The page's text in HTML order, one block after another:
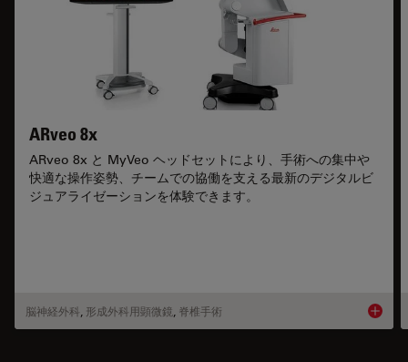
ARveo 8x
ARveo 8x と MyVeo ヘッドセットにより、手術への集中や
快適な操作姿勢、チームでの協働を支える最新のデジタルビ
ジュアライゼーションを体験できます。
脳神経外科 形成外科用顕微鏡 脊椎手術